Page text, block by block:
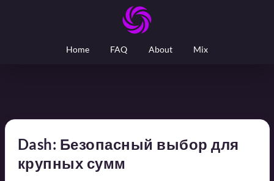
Home FAQ About Mix
Dash: Безопасный выбор для
крупных сумм